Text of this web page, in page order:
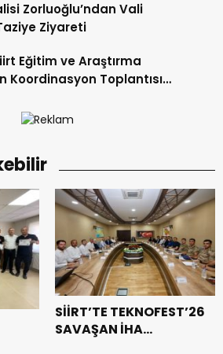
Zorluoğlu’ndan Vali
Ziyareti
Eğitim ve Araştırma
Koordinasyon Toplantısı
SİİRT’TE TEKNOFEST’26
SAVAŞAN İHA